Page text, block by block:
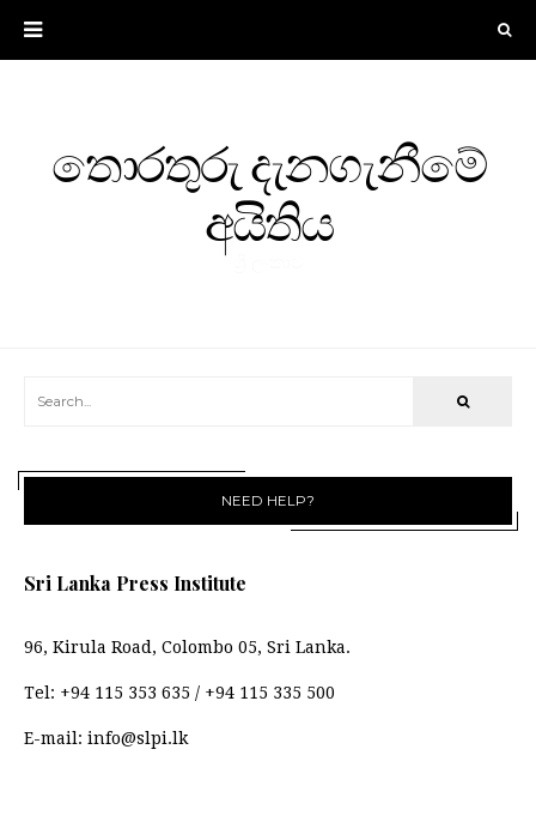
තොරතුරු දැනගැනීමේ
අයිතිය
NEED HELP?
Sri Lanka Press Institute
96, Kirula Road, Colombo 05, Sri Lanka.
Tel: +94 115 353 635 / +94 115 335 500
E-mail: info@slpi.lk